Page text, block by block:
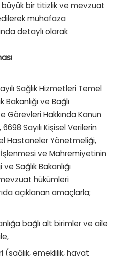
bir titizlik ve mevzuat
muhafaza
detaylı olarak
Sağlık Hizmetleri Temel
Bakanlığı ve Bağlı
Görevleri Hakkında Kanun
Sayılı Kişisel Verilerin
Hastaneler Yönetmeliği,
İşlenmesi ve Mahremiyetinin
Sağlık Bakanlığı
hükümleri
açıklanan amaçlarla;
bağlı alt birimler ve aile
emeklilik, hayat